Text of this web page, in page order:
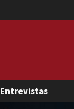
Entrevistas